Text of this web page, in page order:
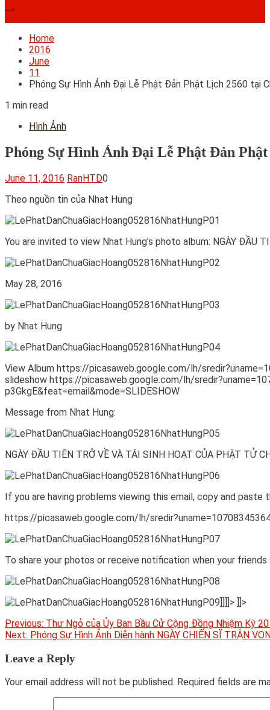
Home
2016
June
11
Phóng Sự Hình Ảnh Đại Lễ Phật Đản Phật Lịch 2560 tại
1 min read
Hình Ảnh
Phóng Sự Hình Ảnh Đại Lễ Phật Đản
June 11, 2016 RanHTD0
Theo nguồn tin của Nhat Hung
You are invited to view Nhat Hung’s photo album: NGÀY ĐẦU
May 28, 2016
by Nhat Hung
View Album https://picasaweb.google.com/lh/
slideshow https://picasaweb.google.com/lh/
p3GkgE&feat=email&mode=SLIDESHOW
Message from Nhat Hung:
NGÀY ĐẦU TIÊN TRỞ VỀ VÀ TÁI SINH HOẠT CỦA PHẬT TỬ
If you are having problems viewing this email, copy and
https://picasaweb.google.com/lh/
To share your photos or receive notification when your
]]]]> ]]>
Post
navigation
Previous: Thư Ngỏ của Ủy Ban Bầu Cử Cộng Đồng Nhiệm Kỳ
Next: Phóng Sự Hình Ảnh Diễn hành NGÀY CHIẾN SĨ TRẬN
Leave a Reply
Your email address will not be published. Required fields are